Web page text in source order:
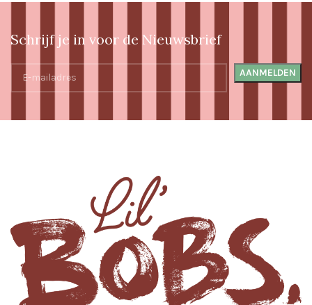
Schrijf je in voor de Nieuwsbrief